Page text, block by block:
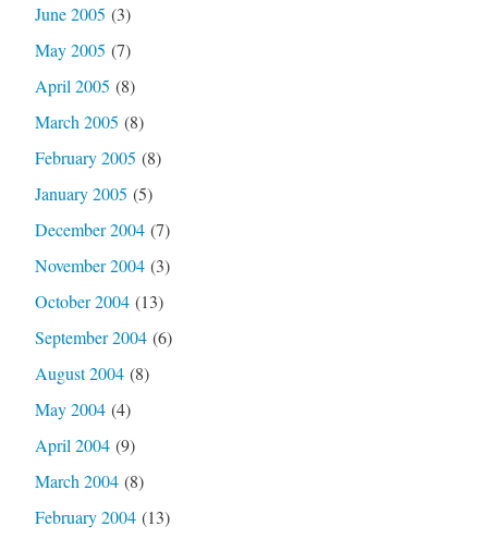
June 2005 (3)
May 2005 (7)
April 2005 (8)
March 2005 (8)
February 2005 (8)
January 2005 (5)
December 2004(7)
November 2004(3)
October 2004(13)
September 2004(6)
August 2004(8)
May 2004(4)
April 2004(9)
March 2004(8)
February 2004(13)